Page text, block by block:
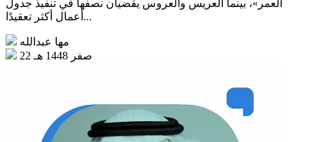
العمر»، بينما العريس والعروس يقضيان نصفها في تنفيذ جدول
أعمال أكثر تعقيدًا...
مها عبدالله
22 صفر 1448 هـ